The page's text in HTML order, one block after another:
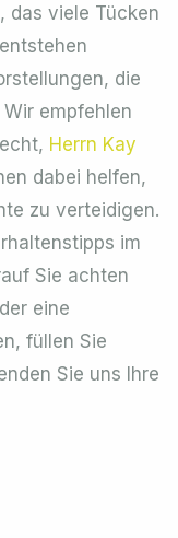
das viele Tücken
die
empfehlen
Herrn Kay
dabei helfen,
zu verteidigen.
im
Sie achten
eine
füllen Sie
Sie uns Ihre